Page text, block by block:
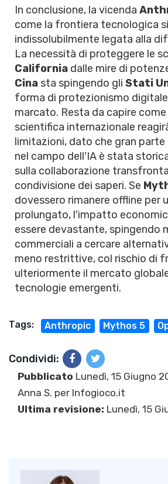
In conclusione, la vicenda
come la frontiera tecnologica
indissolubilmente legata alla
La necessità di proteggere le
California dalle mire di
Cina sta spingendo gli Stati
forma di protezionismo
marcato. Resta da capire
scientifica internazionale
limitazioni, dato che gran
nel campo dell'IA è stata
sulla collaborazione
condivisione dei saperi. Se
dovessero rimanere offline per
prolungato, l'impatto
essere devastante, spingendo
commerciali a cercare
meno restrittive, col rischio di
ulteriormente il mercato
tecnologie emergenti.
Tags: Anthropic Mythos 5
Condividi:
Pubblicato Lunedì, 15 Giugno
Anna S. per Infogioco.it
Ultima revisione: Lunedì, 15